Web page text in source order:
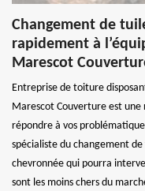
Changement de
rapidement à
Marescot
Entreprise de toiture
Marescot Couverture est
répondre à vos
spécialiste du changement
chevronnée qui pourra
sont les moins chers du